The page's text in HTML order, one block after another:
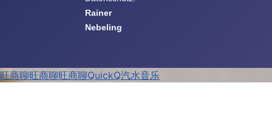
Rainer
Nebeling
旺商聊旺商聊旺商聊QuickQ汽水音乐